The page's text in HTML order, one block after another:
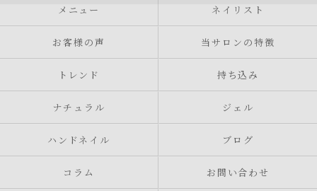
メニュー ネイリスト
お客様の声 当サロンの特徴
トレンド 持ち込み
ナチュラル ジェル
ハンドネイル ブログ
コラム お問い合わせ